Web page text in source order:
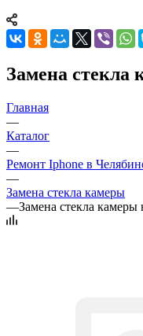
Замена стекла
Главная
—
Каталог
—
Ремонт Iphone в
—
Замена стекла камеры
—Замена стекла камеры